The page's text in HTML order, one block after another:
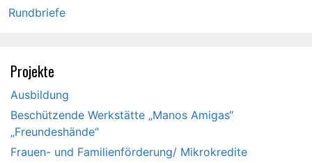
Rundbriefe
Projekte
Ausbildung
Beschützende Werkstätte „Manos Amigas“
„Freundeshände“
Frauen- und Familienförderung/ Mikrokredite